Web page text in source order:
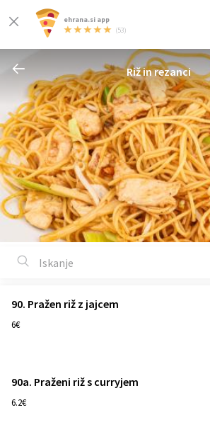
ehrana.si app
(53)
Riž in rezanci
90. Pražen riž z jajcem
6€
90a. Praženi riž s curryjem
6.2€